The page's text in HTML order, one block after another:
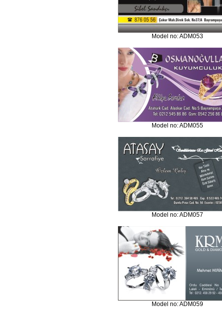
Model no: ADM053
Model no: ADM055
Model no: ADM057
Model no: ADM059